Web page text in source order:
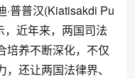
·普普汉(Kiatisakdi Pu
近年来，两国司法
培养不断深化，不仅
还让两国法律界、